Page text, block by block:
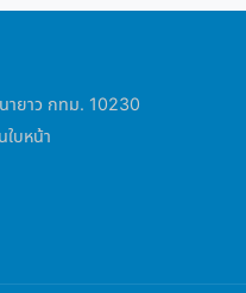
ายาว กทม. 10230
บหน้า